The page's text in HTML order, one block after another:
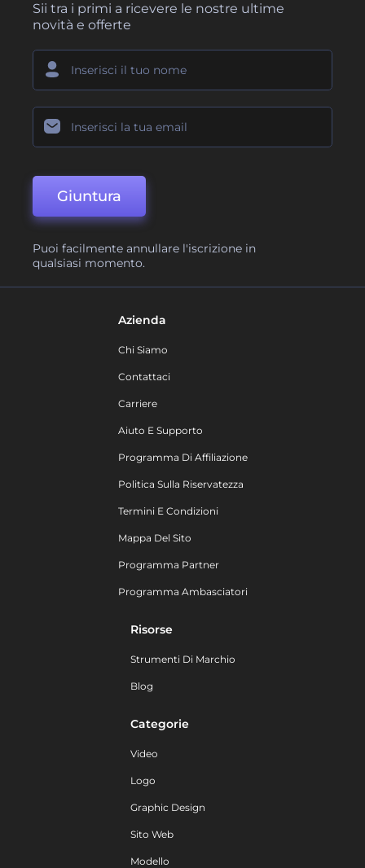
Sii tra i primi a ricevere le nostre ultime
novità e offerte
Giuntura
Puoi facilmente annullare l'iscrizione in
qualsiasi momento.
Azienda
Chi Siamo
Contattaci
Carriere
Aiuto E Supporto
Programma Di Affiliazione
Politica Sulla Riservatezza
Termini E Condizioni
Mappa Del Sito
Programma Partner
Programma Ambasciatori
Risorse
Strumenti Di Marchio
Blog
Categorie
Video
Logo
Graphic Design
Sito Web
Modello